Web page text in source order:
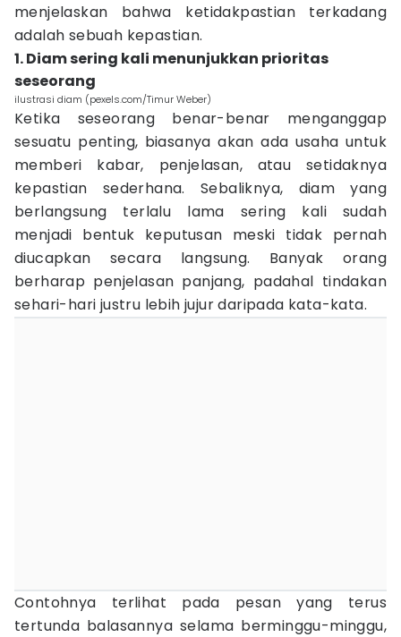
menjelaskan bahwa ketidakpastian terkadang
adalah sebuah kepastian.
1. Diam sering kali menunjukkan prioritas
seseorang
ilustrasi diam (pexels.com/Timur Weber)
Ketika seseorang benar-benar menganggap
sesuatu penting, biasanya akan ada usaha untuk
memberi kabar, penjelasan, atau setidaknya
kepastian sederhana. Sebaliknya, diam yang
berlangsung terlalu lama sering kali sudah
menjadi bentuk keputusan meski tidak pernah
diucapkan secara langsung. Banyak orang
berharap penjelasan panjang, padahal tindakan
sehari-hari justru lebih jujur daripada kata-kata.
Contohnya terlihat pada pesan yang terus
tertunda balasannya selama berminggu-minggu,